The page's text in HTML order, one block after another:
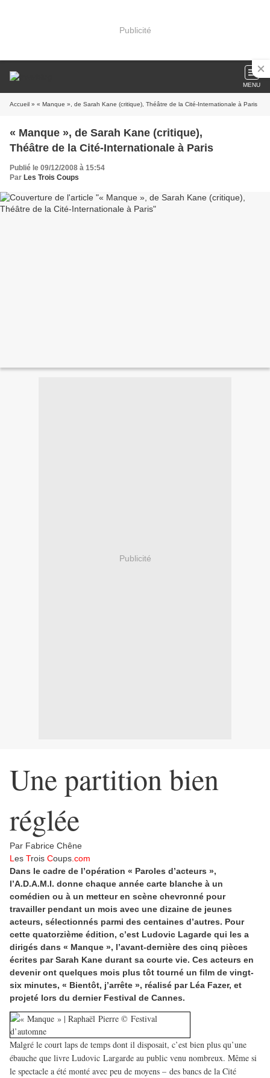
Publicité
MENU
Accueil » « Manque », de Sarah Kane (critique), Théâtre de la Cité-Internationale à Paris
« Manque », de Sarah Kane (critique),
Théâtre de la Cité-Internationale à Paris
Publié le 09/12/2008 à 15:54
Par Les Trois Coups
Publicité
Une partition bien
réglée
Par Fabrice Chêne
L es Trois Coups .com
Dans le cadre de l’opération « Paroles d’acteurs »,
l’A.D.A.M.I. donne chaque année carte blanche à un
comédien ou à un metteur en scène chevronné pour
travailler pendant un mois avec une dizaine de jeunes
acteurs, sélectionnés parmi des centaines d’autres. Pour
cette quatorzième édition, c’est Ludovic Lagarde qui les a
dirigés dans « Manque », l’avant-dernière des cinq pièces
écrites par Sarah Kane durant sa courte vie. Ces acteurs en
devenir ont quelques mois plus tôt tourné un film de vingt-
six minutes, « Bientôt, j’arrête », réalisé par Léa Fazer, et
projeté lors du dernier Festival de Cannes.
Malgré le court laps de temps dont il disposait, c’est bien plus qu’une
ébauche que livre Ludovic Largarde au public venu nombreux. Même si
le spectacle a été monté avec peu de moyens – des bancs de la Cité